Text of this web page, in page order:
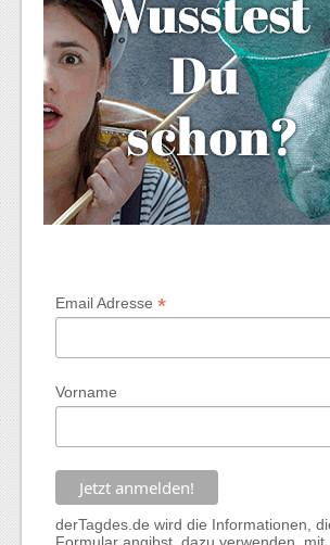
Email Adresse*
Vorname
derTagdes.de wird die Informationen,